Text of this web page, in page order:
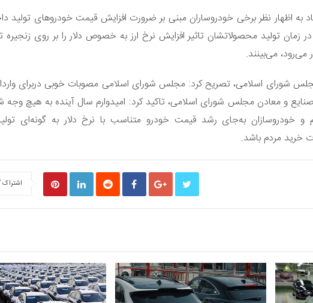
به اظهار نظر برخی خودروساران مبنی بر ضرورت افزایش قیمت خودرو‌های تولید
زمان تولید محصولاتشان تاثیر افزایش نرخ ارز به خصوص دلار را بر روی زنجیره
می‌رود، می‌بینند.
مجلس شورای اسلامی، تصریح کرد: مجلس شورای اسلامی مصوبات خوبی دربرای
و معادن مجلس شورای اسلامی، تاکید کرد: امیدوارم سال آینده به هیچ وجه
خودروسازان به‌جای رشد قیمت خودرو متناسب با نرخ دلار به گونه‌ای
خرید مردم باشد.
اشتراک